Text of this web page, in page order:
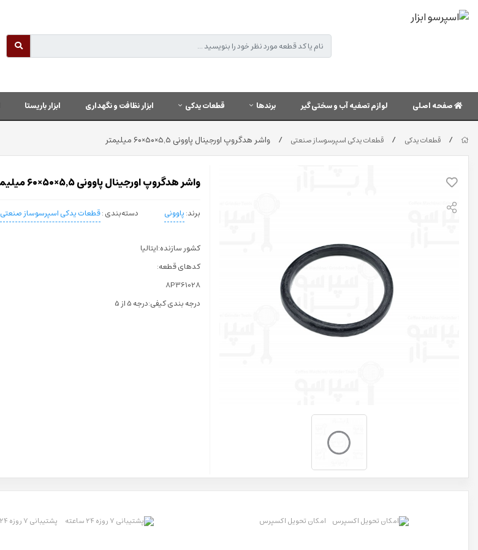
صفحه اصلی لوازم تصفیه آب و سختی گیر برندها قطعات یدکی ابزار نظافت و نگهداری ابزار باریستا
/ قطعات یدکی / قطعات یدکی اسپرسوساز صنعتی / واشر هدگروپ اورجینال پاوونی ۵٬۵×۵۰×۶۰ میلیمتر
واشر هدگروپ اورجینال پاوونی ۵٬۵×۵۰×۶۰ میلیمتر
برند:پاوونی دسته‌بندی :قطعات یدکی اسپرسوساز صنعتی
کشور سازنده:ایتالیا
کدهای قطعه:
8P361028
درجه بندی کیفی:درجه 5 از 5
امکان تحویل اکسپرس پشتیبانی ۷ روزه ۲۴ ساعته